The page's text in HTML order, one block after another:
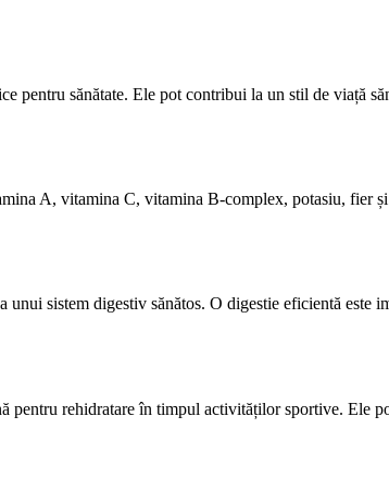
pentru sănătate. Ele pot contribui la un stil de viață
A, vitamina C, vitamina B-complex, potasiu, fier
sistem digestiv sănătos. O digestie eficientă
pentru rehidratare în timpul activităților sportive.